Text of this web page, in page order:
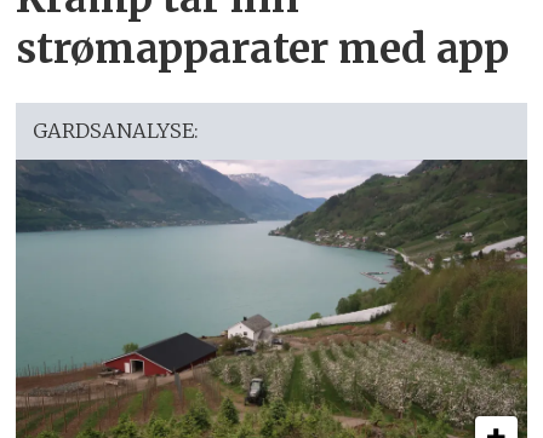
strømapparater med app
GARDSANALYSE: